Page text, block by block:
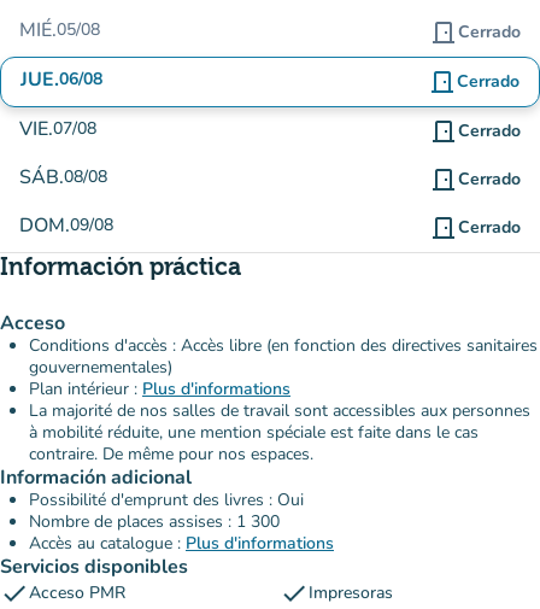
MIÉ.05/08 door_front Cerrado
JUE.06/08 door_front Cerrado
VIE.07/08 door_front Cerrado
SÁB.08/08 door_front Cerrado
DOM.09/08 door_front Cerrado
Información práctica
Acceso
Conditions d'accès : Accès libre (en fonction des directives sanitaires
gouvernementales)
Plan intérieur : Plus d'informations
La majorité de nos salles de travail sont accessibles aux personnes
à mobilité réduite, une mention spéciale est faite dans le cas
contraire. De même pour nos espaces.
Información adicional
Possibilité d'emprunt des livres : Oui
Nombre de places assises : 1 300
Accès au catalogue : Plus d'informations
Servicios disponibles
checkAcceso PMR check Impresoras